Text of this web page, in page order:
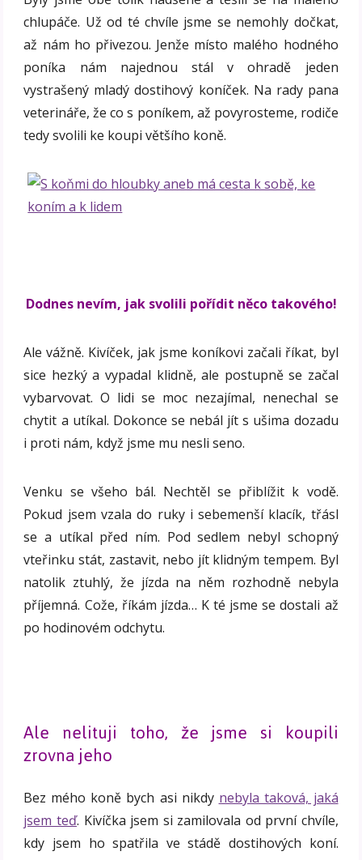
chlupáče. Už od té chvíle jsme se nemohly dočkat,
až nám ho přivezou. Jenže místo malého hodného
poníka nám najednou stál v ohradě jeden
vystrašený mladý dostihový koníček. Na rady pana
veterináře, že co s poníkem, až povyrosteme, rodiče
tedy svolili ke koupi většího koně.
Dodnes nevím, jak svolili pořídit něco takového!
Ale vážně. Kivíček, jak jsme koníkovi začali říkat, byl
sice hezký a vypadal klidně, ale postupně se začal
vybarvovat. O lidi se moc nezajímal, nenechal se
chytit a utíkal. Dokonce se nebál jít s ušima dozadu
i proti nám, když jsme mu nesli seno.
Venku se všeho bál. Nechtěl se přiblížit k vodě.
Pokud jsem vzala do ruky i sebemenší klacík, třásl
se a utíkal před ním. Pod sedlem nebyl schopný
vteřinku stát, zastavit, nebo jít klidným tempem. Byl
natolik ztuhlý, že jízda na něm rozhodně nebyla
příjemná. Cože, říkám jízda… K té jsme se dostali až
po hodinovém odchytu.
Ale nelituji toho, že jsme si koupili
zrovna jeho
Bez mého koně bych asi nikdy nebyla taková, jaká
jsem teď. Kivíčka jsem si zamilovala od první chvíle,
kdy jsem ho spatřila ve stádě dostihových koní.